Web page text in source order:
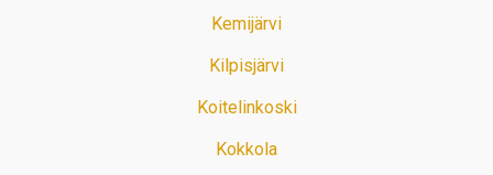
Kemijärvi
Kilpisjärvi
Koitelinkoski
Kokkola